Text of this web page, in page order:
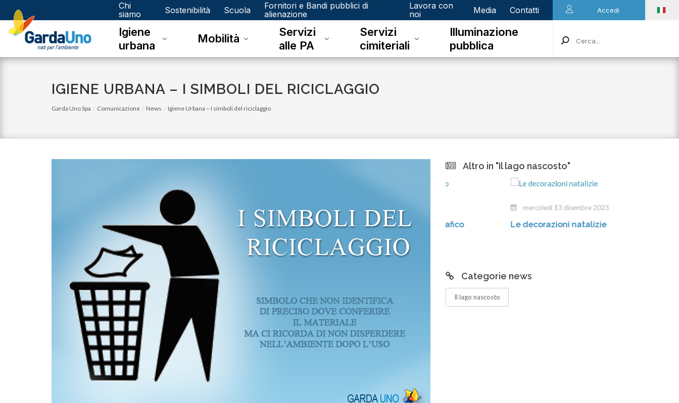
Gardauno
Spa
Chi
siamo
Sostenibilità Scuola
Fornitori e Bandi pubblici di
alienazione
Lavora con
noi
Media Contatti Accedi
Igiene
urbana
Mobilità
Servizi
alle PA
Servizi
cimiteriali
Illuminazione
pubblica
IGIENE URBANA – I SIMBOLI DEL RICICLAGGIO
Garda Uno Spa Comunicazione News Igiene Urbana – I simboli del riciclaggio
Altro in "Il lago nascosto"
Eco Calendario 2023 Dello - Novembre Junker e il riconoscimento fotografico
mercoledì 13 dicembre 2023
Le decorazioni natalizie
Categorie news
Il lago nascosto